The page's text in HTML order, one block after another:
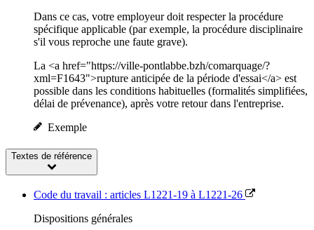
Dans ce cas, votre employeur doit respecter la procédure
spécifique applicable (par exemple, la procédure disciplinaire
s'il vous reproche une faute grave).
La <a href="https://ville-pontlabbe.bzh/comarquage/?
xml=F1643">rupture anticipée de la période d'essai</a> est
possible dans les conditions habituelles (formalités simplifiées,
délai de prévenance), après votre retour dans l'entreprise.
Exemple
Textes de référence
Code du travail : articles L1221-19 à L1221-26
Dispositions générales